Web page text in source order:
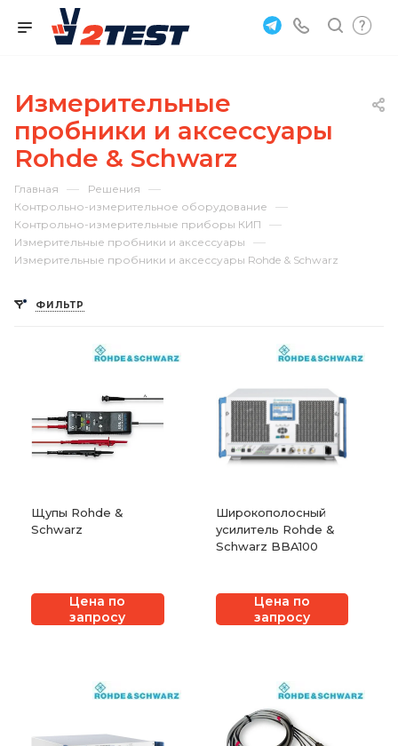
Измерительные
пробники и аксессуары
Rohde & Schwarz
Главная — Решения —
Контрольно-измерительное оборудование —
Контрольно-измерительные приборы КИП —
Измерительные пробники и аксессуары —
Измерительные пробники и аксессуары Rohde & Schwarz
ФИЛЬТР
Щупы Rohde &
Schwarz
Цена по
запросу
Широкополосный
усилитель Rohde &
Schwarz BBA100
Цена по
запросу